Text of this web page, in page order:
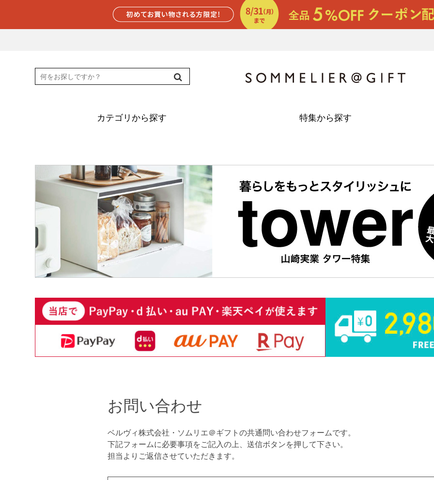
カテゴリから探す 特集から探す
お問い合わせ
ベルヴィ株式会社・ソムリエ＠ギフトの共通問い合わせフォームです。
下記フォームに必要事項をご記入の上、送信ボタンを押して下さい。
担当よりご返信させていただきます。